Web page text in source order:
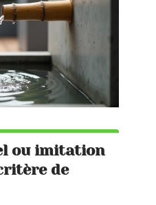
ou imitation
de